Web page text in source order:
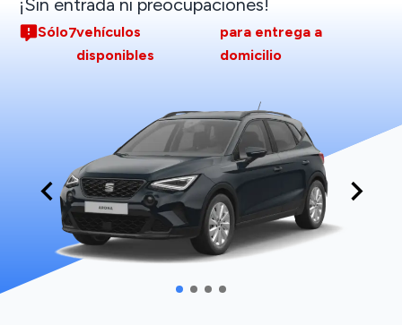
¡Sin entrada ni preocupaciones!
Sólo7vehículos
disponibles
para entrega a
domicilio